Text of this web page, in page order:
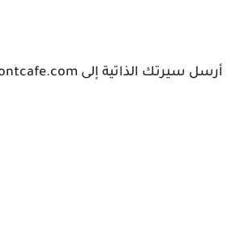
أرسل سيرتك الذاتية إلى admin@lepontcafe.com